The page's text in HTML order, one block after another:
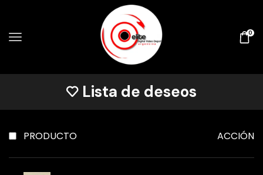
0
Lista de deseos
PRODUCTO ACCIÓN